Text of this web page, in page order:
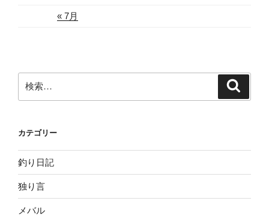
« 7月
検
索:
カテゴリー
釣り日記
独り言
メバル